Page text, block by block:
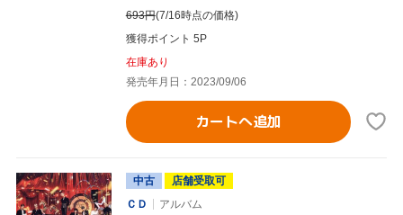
693円(7/16時点の価格)
獲得ポイント 5P
在庫あり
発売年月日：2023/09/06
カートへ追加
中古
店舗受取可
ＣＤ
アルバム